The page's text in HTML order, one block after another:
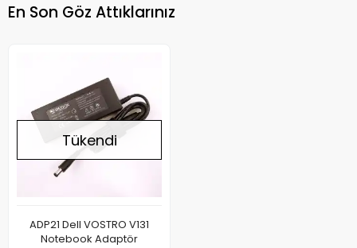
En Son Göz Attıklarınız
Tükendi
ADP21 Dell VOSTRO V131
Notebook Adaptör